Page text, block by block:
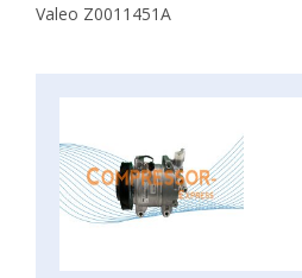
Valeo Z0011451A